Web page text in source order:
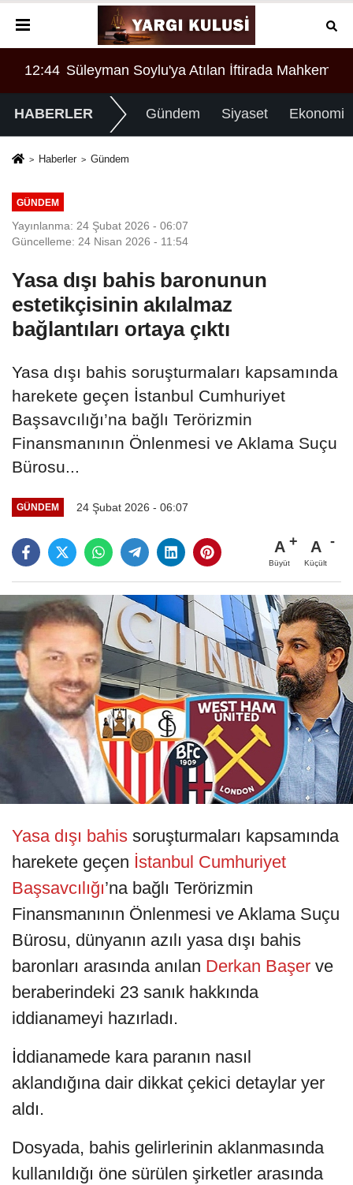
Çarpıcı Karar
12:44 Süleyman Soylu'ya Atılan İftirada
HABERLER Gündem Siyaset Ekonomi
Haberler Gündem
GÜNDEM
Yayınlanma: 24 Şubat 2026 - 06:07
Güncelleme: 24 Nisan 2026 - 11:54
Yasa dışı bahis baronunun
estetikçisinin akılalmaz
bağlantıları ortaya çıktı
Yasa dışı bahis soruşturmaları kapsamında
harekete geçen İstanbul Cumhuriyet
Başsavcılığı’na bağlı Terörizmin
Finansmanının Önlenmesi ve Aklama Suçu
Bürosu...
GÜNDEM 24 Şubat 2026 - 06:07
A
Büyüt
A
Küçült
Yasa dışı bahis soruşturmaları kapsamında
harekete geçen İstanbul Cumhuriyet
Başsavcılığı’na bağlı Terörizmin
Finansmanının Önlenmesi ve Aklama Suçu
Bürosu, dünyanın azılı yasa dışı bahis
baronları arasında anılan Derkan Başer ve
beraberindeki 23 sanık hakkında
iddianameyi hazırladı.
İddianamede kara paranın nasıl
aklandığına dair dikkat çekici detaylar yer
aldı.
Dosyada, bahis gelirlerinin aklanmasında
kullanıldığı öne sürülen şirketler arasında